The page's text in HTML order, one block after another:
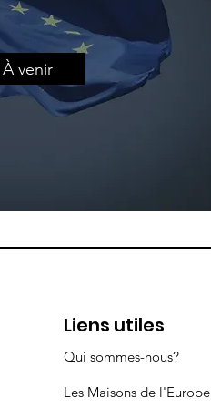
À venir
Liens utiles
Qui sommes-nous?
Les Maisons de l'Europe